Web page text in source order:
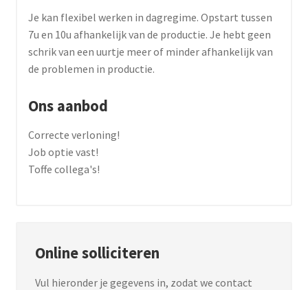
Je kan flexibel werken in dagregime. Opstart tussen
7u en 10u afhankelijk van de productie. Je hebt geen
schrik van een uurtje meer of minder afhankelijk van
de problemen in productie.
Ons aanbod
Correcte verloning!
Job optie vast!
Toffe collega's!
Online solliciteren
Vul hieronder je gegevens in, zodat we contact